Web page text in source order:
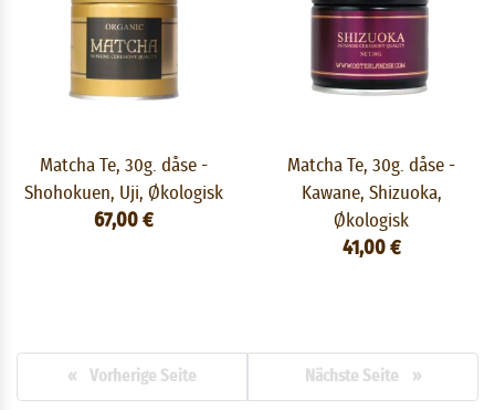
Matcha Te, 30g. dåse -
Shohokuen, Uji, Økologisk
67,00 €
Matcha Te, 30g. dåse -
Kawane, Shizuoka,
Økologisk
41,00 €
« Vorherige Seite Nächste Seite »